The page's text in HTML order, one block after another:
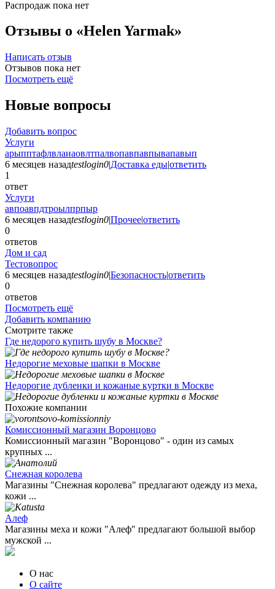
Распродаж пока нет
Отзывы о «Helen Yarmak»
Написать отзыв
Отзывов пока нет
Посмотреть ещё
Новые вопросы
Добавить вопрос
Услуги
арыпптафлвлаиаовлтпалвопавпавпывапавып
6 месяцев назадtestlogin0|Доставка еды|ответить
1
ответ
Услуги
авпоавпдтроылпрпыр
6 месяцев назадtestlogin0|Прочее|ответить
0
ответов
Дом и сад
Тестовопрос
6 месяцев назадtestlogin0|Безопасность|ответить
0
ответов
Посмотреть ещё
Добавить компанию
Смотрите также
Где недорого купить шубу в Москве?
Недорогие меховые шапки в Москве
Недорогие дубленки и кожаные куртки в Москве
Похожие компании
Комиссионный магазин Воронцово
Комиссионный магазин "Воронцово" - один из самых
крупных ...
Снежная королева
Магазины "Снежная королева" предлагают одежду из меха,
кожи ...
Алеф
Магазины меха и кожи "Алеф" предлагают большой выбор
мужской ...
О нас
О сайте